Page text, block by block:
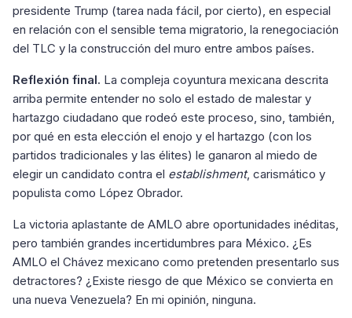
presidente Trump (tarea nada fácil, por cierto), en especial
en relación con el sensible tema migratorio, la renegociación
del TLC y la construcción del muro entre ambos países.
Reflexión final. La compleja coyuntura mexicana descrita
arriba permite entender no solo el estado de malestar y
hartazgo ciudadano que rodeó este proceso, sino, también,
por qué en esta elección el enojo y el hartazgo (con los
partidos tradicionales y las élites) le ganaron al miedo de
elegir un candidato contra el establishment, carismático y
populista como López Obrador.
La victoria aplastante de AMLO abre oportunidades inéditas,
pero también grandes incertidumbres para México. ¿Es
AMLO el Chávez mexicano como pretenden presentarlo sus
detractores? ¿Existe riesgo de que México se convierta en
una nueva Venezuela? En mi opinión, ninguna.